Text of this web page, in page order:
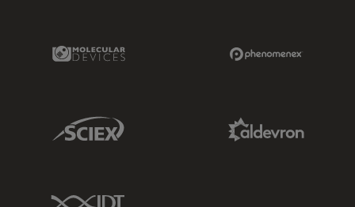
Molecular Devices Link
Sciex Link
IDT Link